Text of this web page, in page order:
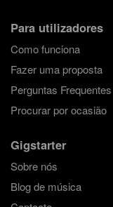
Para utilizadores
Como funciona
Fazer uma proposta
Perguntas Frequentes
Procurar por ocasião
Gigstarter
Sobre nós
Blog de música